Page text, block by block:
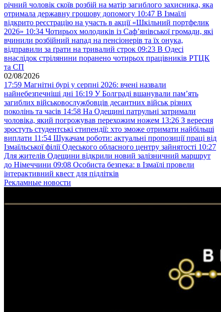
річний чоловік скоїв розбій на матір загиблого захисника, яка
отримала державну грошову допомогу 10:47 В Ізмаїлі
відкрито реєстрацію на участь в акції «Шкільний портфелик
2026» 10:34 Чотирьох молодиків із Саф’янівської громади, які
вчинили розбійний напад на пенсіонерів та їх онука,
відправили за ґрати на тривалий строк 09:23 В Одесі
внаслідок стрілянини поранено чотирьох працівників РТЦК
та СП
02/08/2026
17:59 Магнітні бурі у серпні 2026: вчені назвали
найнебезпечніші дні 16:19 У Болграді вшанували пам’ять
загиблих військовослужбовців десантних військ різних
поколінь та часів 14:58 На Одещині патрульні затримали
чоловіка, який погрожував перехожим ножем 13:26 З вересня
зростуть студентські стипендії: хто зможе отримати найбільші
виплати 11:54 Шукачам роботи: актуальні пропозиції праці від
Ізмаїльської філії Одеського обласного центру зайнятості 10:27
Для жителів Одещини відкрили новий залізничний маршрут
до Німеччини 09:08 Особиста безпека: в Ізмаїлі провели
інтерактивний квест для підлітків
Рекламные новости